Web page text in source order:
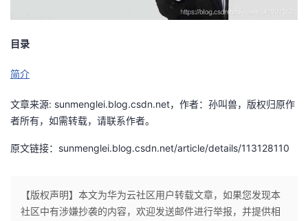
发
者
学
堂
的
我
Programs
的
支
持
我
技
的
目录
简介
文章来源: sunmenglei.blog.csdn.net，作者：孙叫兽，版权归原作
者所有，如需转载，请联系作者。
原文链接：sunmenglei.blog.csdn.net/article/details/113128110
【版权声明】本文为华为云社区用户转载文章，如果您发现本
社区中有涉嫌抄袭的内容，欢迎发送邮件进行举报，并提供相